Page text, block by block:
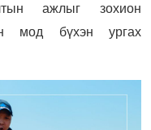
ажлыг зохион
мод бүхэн ургах